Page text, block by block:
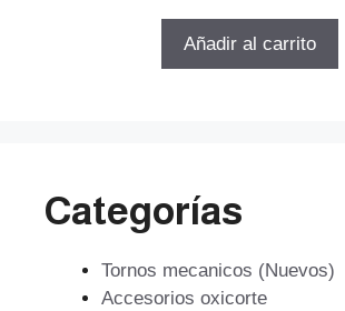
original
actual
Añadir al carrito
Categorías
Tornos mecanicos (Nuevos)
Accesorios oxicorte